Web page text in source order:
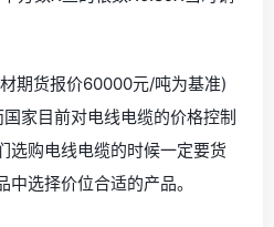
期货报价60000元/吨为基准)
家目前对电线电缆的价格控制
选购电线电缆的时候一定要货
选择价位合适的产品。